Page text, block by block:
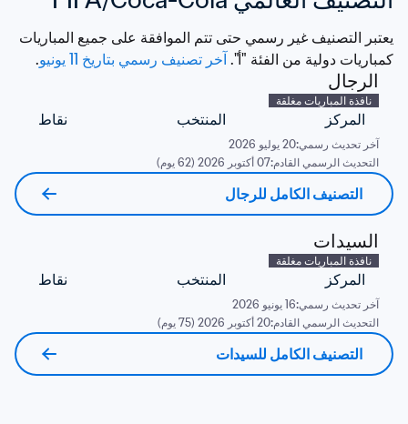
كمباريات دولية من الفئة "أ". آخر تصنيف رسمي بتاريخ 11 يونيو .
الرجال
نافذة المباريات مغلقة
المركز المنتخب نقاط
آخر تحديث رسمي:20 يوليو 2026
التحديث الرسمي القادم:07 أكتوبر 2026 (62 يوم)
التصنيف الكامل للرجال
السيدات
نافذة المباريات مغلقة
المركز المنتخب نقاط
آخر تحديث رسمي:16 يونيو 2026
التحديث الرسمي القادم:20 أكتوبر 2026 (75 يوم)
التصنيف الكامل للسيدات